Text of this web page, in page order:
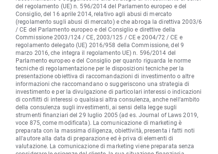
del regolamento (UE) n. 596/2014 del Parlamento europeo e del
Consiglio, del 16 aprile 2014, relativo agli abusi di mercato
(regolamento sugli abusi di mercato) e che abroga la direttiva 2003/6
/ CE del Parlamento europeo e del Consiglio e direttive della
Commissione 2003/124 / CE, 2003/125 / CE e 2004/72 / CE e
regolamento delegato (UE) 2016/958 della Commissione, del 9
marzo 2016, che integra il regolamento UE) n. 596/2014 del
Parlamento europeo e del Consiglio per quanto riguarda le norme
tecniche di regolamentazione per le disposizioni tecniche per la
presentazione obiettiva di raccomandazioni di investimento o altre
informazioni che raccomandano o suggeriscono una strategia di
investimento e per la divulgazione di particolari interessi o indicazioni
di conflitti di interessi o qualsiasi altra consulenza, anche nell'ambito
della consulenza sugli investimenti, ai sensi della legge sugli
strumenti finanziari del 29 luglio 2005 (ad es. Journal of Laws 2019,
voce 875, come modificata). La comunicazione di marketing è
preparata con la massima diligenza, obiettività, presenta i fatti noti
all'autore alla data di preparazione ed è priva di elementi di
valutazione. La comunicazione di marketing viene preparata senza